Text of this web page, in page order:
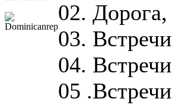
02.
03.
04.
05